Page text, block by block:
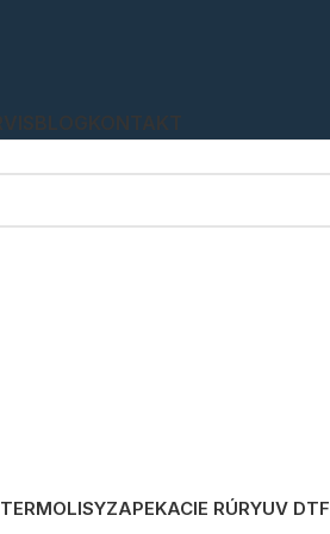
TERMOLISYZAPEKACIE RÚRYUV DTF